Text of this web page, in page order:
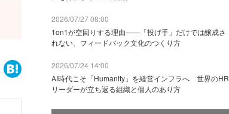
2026/07/27 08:00
1on1が空回りする理由——「投げ手」だけでは醸成さ
れない、フィードバック文化のつくり方
2026/07/24 14:00
AI時代こそ「Humanity」を経営インフラへ 世界のHR
リーダーが立ち返る組織と個人のあり方